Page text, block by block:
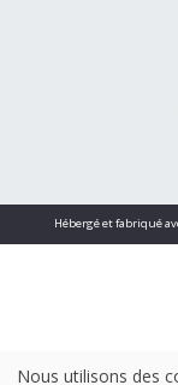
Hébergé et fabriqué
Nous utilisons des